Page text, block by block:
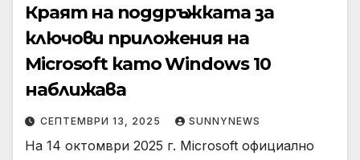
Краят на поддръжката за
ключови приложения на
Microsoft като Windows 10
наближава
СЕПТЕМВРИ 13, 2025 SUNNYNEWS
На 14 октомври 2025 г. Microsoft официално